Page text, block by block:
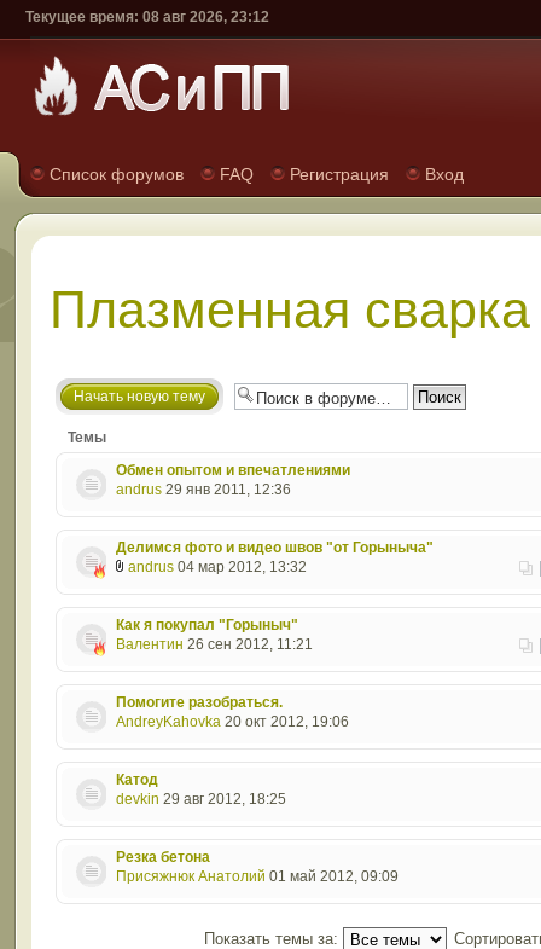
Текущее время: 08 авг 2026, 23:12
Список форумов FAQ Регистрация Вход
Плазменная сварка
Начать новую тему
Темы
Обмен опытом и впечатлениями
andrus29 янв 2011, 12:36
Делимся фото и видео швов "от Горыныча"
andrus04 мар 2012, 13:32
Как я покупал "Горыныч"
Валентин 26 сен 2012, 11:21
Помогите разобраться.
AndreyKahovka20 окт 2012, 19:06
Катод
devkin 29 авг 2012, 18:25
Резка бетона
Присяжнюк Анатолий 01 май 2012, 09:09
Показать темы за: